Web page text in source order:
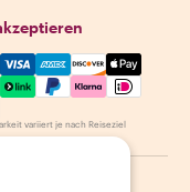
Visa, Amex,
variiert je nach Reiseziel